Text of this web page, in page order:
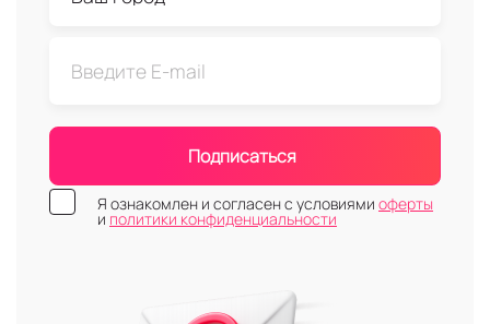
Подписаться
Я ознакомлен и согласен с условиями оферты
и политики конфиденциальности